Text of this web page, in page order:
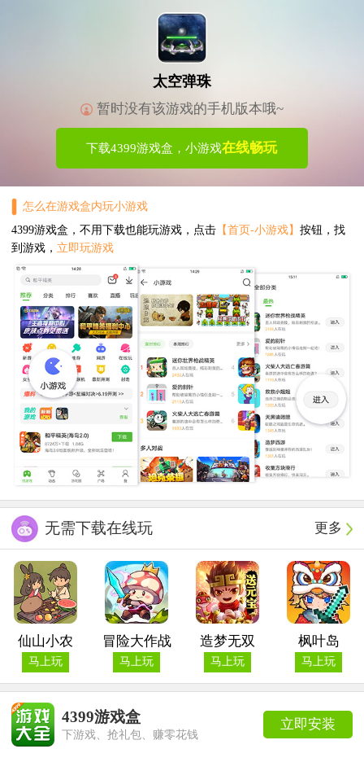
太空弹珠
暂时没有该游戏的手机版本哦~
下载4399游戏盒，小游戏在线畅玩
怎么在游戏盒内玩小游戏
4399游戏盒，不用下载也能玩游戏，点击【首页-小游戏】 按钮，找
到游戏， 立即玩游戏
更多
无需下载在线玩
仙山小农
马上玩
冒险大作战
马上玩
造梦无双
马上玩
枫叶岛
马上玩
立即安装
4399游戏盒
下游戏、抢礼包、赚零花钱